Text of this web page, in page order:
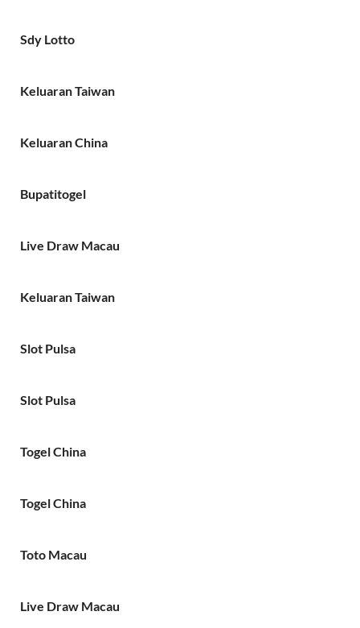
Sdy Lotto
Keluaran Taiwan
Keluaran China
Bupatitogel
Live Draw Macau
Keluaran Taiwan
Slot Pulsa
Slot Pulsa
Togel China
Togel China
Toto Macau
Live Draw Macau